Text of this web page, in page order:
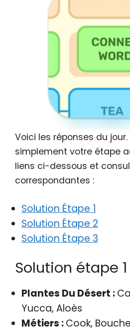
Voici les réponses du
simplement votre étape
liens ci-dessous et
correspondantes :
Solution Étape 1
Solution Étape 2
Solution Étape 3
Solution étape 1
Plantes Du Désert :
Yucca, Aloès
Métiers :Cook,